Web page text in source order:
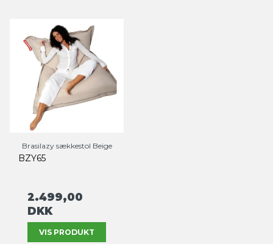
Brasilazy sækkestol Beige
BZY65
2.499,00
DKK
VIS PRODUKT